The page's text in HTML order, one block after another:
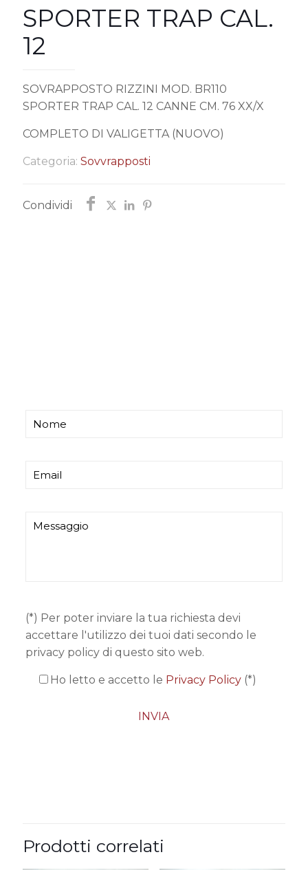
SPORTER TRAP CAL.
12
SOVRAPPOSTO RIZZINI MOD. BR110
SPORTER TRAP CAL. 12 CANNE CM. 76 XX/X
COMPLETO DI VALIGETTA (NUOVO)
Categoria: Sovvrapposti
Condividi
(*) Per poter inviare la tua richiesta devi
accettare l'utilizzo dei tuoi dati secondo le
privacy policy di questo sito web.
Ho letto e accetto le Privacy Policy(*)
Prodotti correlati